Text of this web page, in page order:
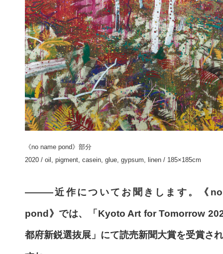
《no name pond》部分
2020 / oil, pigment, casein, glue, gypsum, linen / 185×185cm
———近作についてお聞きします。《no
pond》では、「Kyoto Art for Tomorrow
都府新鋭選抜展」にて読売新聞大賞を受賞さ